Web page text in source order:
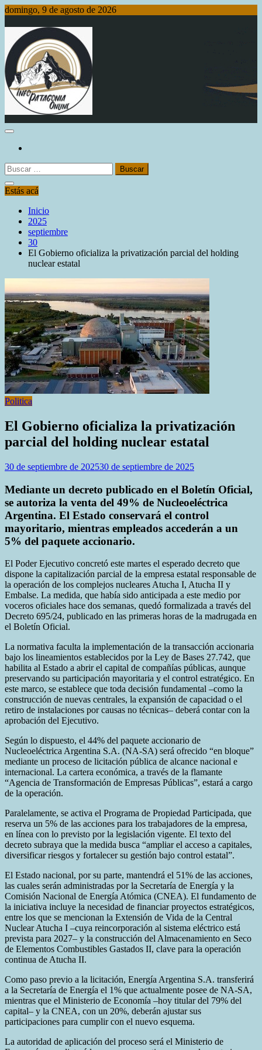
Saltar
contenido
domingo, 9 de agosto de 2026
Info Patagonia Online
Buscar:
Estás acá
Inicio
2025
septiembre
30
El Gobierno oficializa la privatización parcial del holding
nuclear estatal
Politica
El Gobierno oficializa la privatización
parcial del holding nuclear estatal
30 de septiembre de 202530 de septiembre de 2025
Mediante un decreto publicado en el Boletín Oficial,
se autoriza la venta del 49% de Nucleoeléctrica
Argentina. El Estado conservará el control
mayoritario, mientras empleados accederán a un
5% del paquete accionario.
El Poder Ejecutivo concretó este martes el esperado decreto que
dispone la capitalización parcial de la empresa estatal responsable de
la operación de los complejos nucleares Atucha I, Atucha II y
Embalse. La medida, que había sido anticipada a este medio por
voceros oficiales hace dos semanas, quedó formalizada a través del
Decreto 695/24, publicado en las primeras horas de la madrugada en
el Boletín Oficial.
La normativa faculta la implementación de la transacción accionaria
bajo los lineamientos establecidos por la Ley de Bases 27.742, que
habilita al Estado a abrir el capital de compañías públicas, aunque
preservando su participación mayoritaria y el control estratégico. En
este marco, se establece que toda decisión fundamental –como la
construcción de nuevas centrales, la expansión de capacidad o el
retiro de instalaciones por causas no técnicas– deberá contar con la
aprobación del Ejecutivo.
Según lo dispuesto, el 44% del paquete accionario de
Nucleoeléctrica Argentina S.A. (NA-SA) será ofrecido “en bloque”
mediante un proceso de licitación pública de alcance nacional e
internacional. La cartera económica, a través de la flamante
“Agencia de Transformación de Empresas Públicas”, estará a cargo
de la operación.
Paralelamente, se activa el Programa de Propiedad Participada, que
reserva un 5% de las acciones para los trabajadores de la empresa,
en línea con lo previsto por la legislación vigente. El texto del
decreto subraya que la medida busca “ampliar el acceso a capitales,
diversificar riesgos y fortalecer su gestión bajo control estatal”.
El Estado nacional, por su parte, mantendrá el 51% de las acciones,
las cuales serán administradas por la Secretaría de Energía y la
Comisión Nacional de Energía Atómica (CNEA). El fundamento de
la iniciativa incluye la necesidad de financiar proyectos estratégicos,
entre los que se mencionan la Extensión de Vida de la Central
Nuclear Atucha I –cuya reincorporación al sistema eléctrico está
prevista para 2027– y la construcción del Almacenamiento en Seco
de Elementos Combustibles Gastados II, clave para la operación
continua de Atucha II.
Como paso previo a la licitación, Energía Argentina S.A. transferirá
a la Secretaría de Energía el 1% que actualmente posee de NA-SA,
mientras que el Ministerio de Economía –hoy titular del 79% del
capital– y la CNEA, con un 20%, deberán ajustar sus
participaciones para cumplir con el nuevo esquema.
La autoridad de aplicación del proceso será el Ministerio de